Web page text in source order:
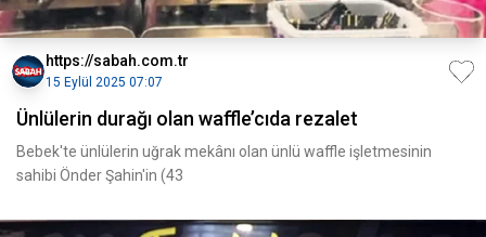
https://sabah.com.tr
15 Eylül 2025 07:07
Ünlülerin durağı olan waffle’cıda rezalet
Bebek'te ünlülerin uğrak mekânı olan ünlü waffle işletmesinin
sahibi Önder Şahin'in (43